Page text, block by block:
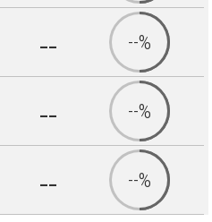
-- --%
-- --%
-- --%